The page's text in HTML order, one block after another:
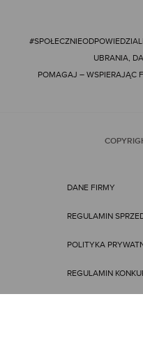
UBRANIA,
POMAGAJ – WSPIERAJĄC
DANE FIRMY
REGULAMIN
POLITYKA
REGULAMIN